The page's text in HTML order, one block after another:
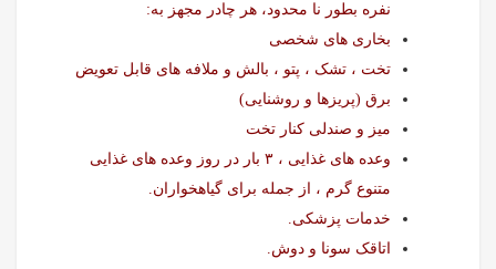
نفره بطور نا محدود، هر چادر مجهز به:
بخاری های شخصی
تخت ، تشک ، پتو ، بالش و ملافه های قابل تعویض
برق (پریزها و روشنایی)
میز و صندلی کنار تخت
وعده های غذایی ، ۳ بار در روز وعده های غذایی
متنوع گرم ، از جمله برای گیاهخواران.
خدمات پزشکی.
اتاقک سونا و دوش.